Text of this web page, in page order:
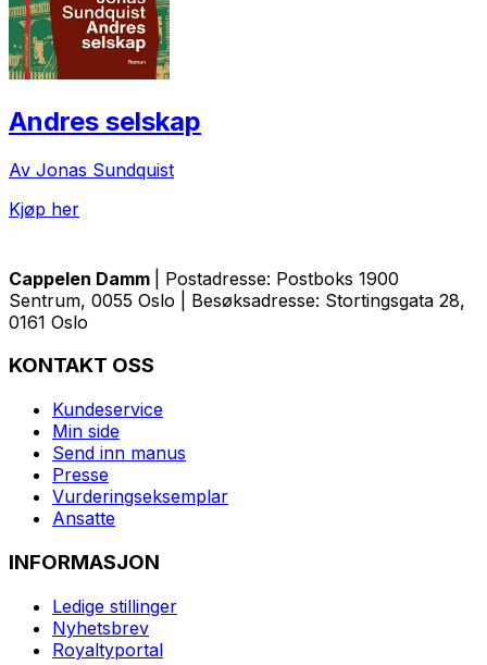
Andres selskap
Av Jonas Sundquist
Kjøp her
Cappelen Damm
| Postadresse: Postboks 1900
Sentrum, 0055 Oslo | Besøksadresse: Stortingsgata 28,
0161 Oslo
KONTAKT OSS
Kundeservice
Min side
Send inn manus
Presse
Vurderingseksemplar
Ansatte
INFORMASJON
Ledige stillinger
Nyhetsbrev
Royaltyportal